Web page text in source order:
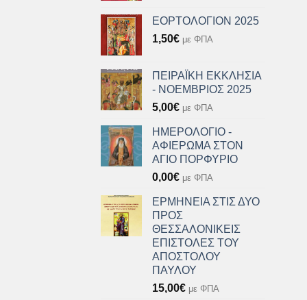
ΕΟΡΤΟΛΟΓΙΟΝ 2025
1,50€ με ΦΠΑ
ΠΕΙΡΑΪΚΗ ΕΚΚΛΗΣΙΑ
- ΝΟΕΜΒΡΙΟΣ 2025
5,00€ με ΦΠΑ
ΗΜΕΡΟΛΟΓΙΟ -
ΑΦΙΕΡΩΜΑ ΣΤΟΝ
ΑΓΙΟ ΠΟΡΦΥΡΙΟ
0,00€ με ΦΠΑ
ΕΡΜΗΝΕΙΑ ΣΤΙΣ ΔΥΟ
ΠΡΟΣ
ΘΕΣΣΑΛΟΝΙΚΕΙΣ
ΕΠΙΣΤΟΛΕΣ ΤΟΥ
ΑΠΟΣΤΟΛΟΥ
ΠΑΥΛΟΥ
15,00€ με ΦΠΑ